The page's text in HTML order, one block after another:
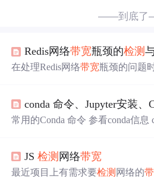
——到底
Redis网络带宽瓶颈的检测
在处理Redis网络带宽瓶颈的问题
试，确保不会引入新的瓶颈。总
络 带宽瓶颈需要我们从监控、分
量，我们可以使用Redis自带的
SP协议，这个协议本身是高效的
进一步优化。
常用的Conda 命令 参看conda信息 conda info
安装源 conda config --remove
ghua.edu.cn/anaconda/cloud/conda-
JS检测 网络带宽
最近项目上有需求要检测 网络的